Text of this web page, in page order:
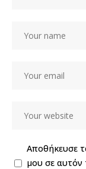
Αποθήκευσε
μου σε αυτόν